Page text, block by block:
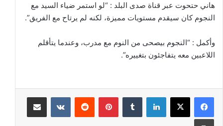
هاني حتحوت عبر قناة صدى البلد : “لو استمر ضياء السيد مع
النجوم كان سيقدم مستويات مميزة، لكنه لم يرتاح مع الفريق”.
وأكمل : “النجوم بيصحى من النوم مع مدرب، وعندما يتأقلم
اللاعبين معه يتفاجئون بتغييره”.
لينكدإن بينتيريست